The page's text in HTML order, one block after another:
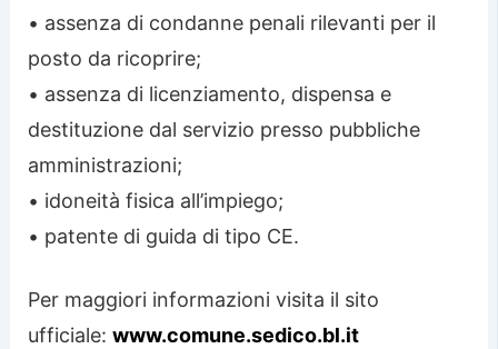
• assenza di condanne penali rilevanti per il
posto da ricoprire;
• assenza di licenziamento, dispensa e
destituzione dal servizio presso pubbliche
amministrazioni;
• idoneità fisica all’impiego;
• patente di guida di tipo CE.
Per maggiori informazioni visita il sito
ufficiale:www.comune.sedico.bl.it